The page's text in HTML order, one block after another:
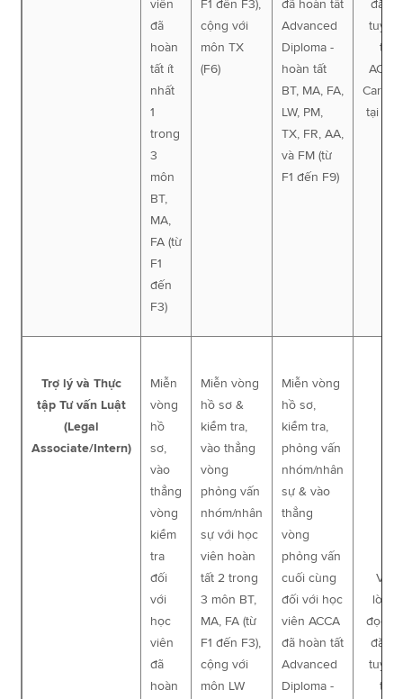
viên
đã
hoàn
tất ít
nhất
1
trong
3
môn
BT,
MA,
FA (từ
F1
đến
F3)
F1 đến F3),
cộng với
môn TX
(F6)
đã hoàn tất
Advanced
Diploma -
hoàn tất
BT, MA, FA,
LW, PM,
TX, FR, AA,
và FM (từ
F1 đến F9)
đăng
tuyển
từ
ACCA
tại
Trợ lý và Thực
tập Tư vấn Luật
(Legal
Associate/Intern)
Miễn
vòng
hồ
sơ,
vào
thẳng
vòng
kiểm
tra
đối
với
học
viên
đã
hoàn
Miễn vòng
hồ sơ &
kiểm tra,
vào thẳng
vòng
phỏng vấn
nhóm/nhân
sự với học
viên hoàn
tất 2 trong
3 môn BT,
MA, FA (từ
F1 đến F3),
cộng với
môn LW
Miễn vòng
hồ sơ,
kiểm tra,
phỏng vấn
nhóm/nhân
sự & vào
thẳng
vòng
phỏng vấn
cuối cùng
đối với học
viên ACCA
đã hoàn tất
Advanced
Diploma -
Vui
lòng
đọc tin
đăng
tuyển
từ